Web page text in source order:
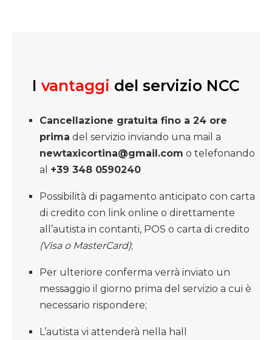
I vantaggi del servizio NCC
Cancellazione gratuita fino a 24 ore
prima del servizio inviando una mail a
newtaxicortina@gmail.com o telefonando
al +39 348 0590240
Possibilità di pagamento anticipato con carta
di credito con link online o direttamente
all’autista in contanti, POS o carta di credito
(Visa o MasterCard);
Per ulteriore conferma verrà inviato un
messaggio il giorno prima del servizio a cui è
necessario rispondere;
L’autista vi attenderà nella hall